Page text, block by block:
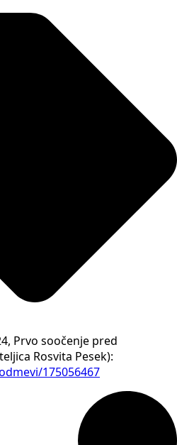
Prvo soočenje pred
Rosvita Pesek):
175056467